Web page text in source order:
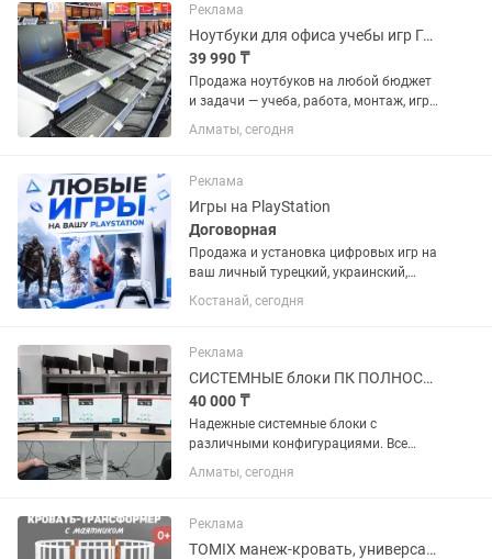
Процессор: Intel Core i5 / i7 или...
Реклама
Ноутбуки для офиса учебы игр Гарантия Большой выбор
39 990 ₸
Продажа ноутбуков на любой бюджет
и задачи — учеба, работа, монтаж, игры
Все ноутбуки проверены! Гарантия В
наличии: — Ноутбуки для офиса и
(GTA 5, Dota 2,...
Алматы, сегодня
Реклама
Игры на PlayStation
Договорная
Продажа и установка цифровых игр на
ваш личный турецкий, украинский,
американский или польский PSN
запросу. Работают на PS4 и...
Костанай, сегодня
Реклама
СИСТЕМНЫЕ блоки ПК ПОЛНОСТЬЮ обслужены ГОТОВЫ к работе и играм
40 000 ₸
Надежные системные блоки с
различными конфигурациями. Все
компьютеры проходят полную
диагностику, техническое
работе сразу после покупки. Отлично
подходят для дома,...
Алматы, сегодня
Реклама
TOMIX манеж-кровать, универсальный маятниковый механизм Bella